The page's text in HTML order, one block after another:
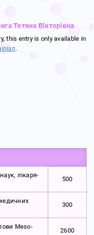
Тетяна Вікторівна
this entry is only available in
.
лікаря-
500
300
Meso-
2600